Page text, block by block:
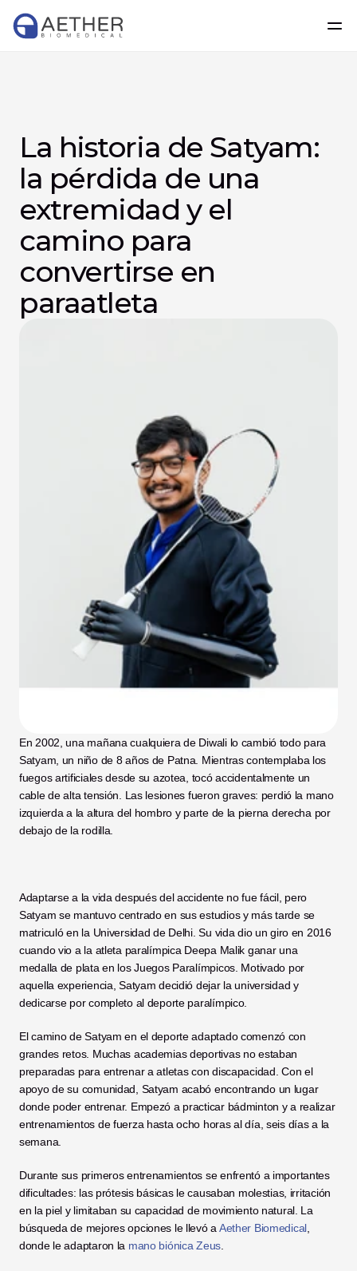
La historia de Satyam:
la pérdida de una
extremidad y el
camino para
convertirse en
paraatleta
En 2002, una mañana cualquiera de Diwali lo cambió todo para
Satyam, un niño de 8 años de Patna. Mientras contemplaba los
fuegos artificiales desde su azotea, tocó accidentalmente un
cable de alta tensión. Las lesiones fueron graves: perdió la mano
izquierda a la altura del hombro y parte de la pierna derecha por
debajo de la rodilla.
Adaptarse a la vida después del accidente no fue fácil, pero
Satyam se mantuvo centrado en sus estudios y más tarde se
matriculó en la Universidad de Delhi. Su vida dio un giro en 2016
cuando vio a la atleta paralímpica Deepa Malik ganar una
medalla de plata en los Juegos Paralímpicos. Motivado por
aquella experiencia, Satyam decidió dejar la universidad y
dedicarse por completo al deporte paralímpico.
El camino de Satyam en el deporte adaptado comenzó con
grandes retos. Muchas academias deportivas no estaban
preparadas para entrenar a atletas con discapacidad. Con el
apoyo de su comunidad, Satyam acabó encontrando un lugar
donde poder entrenar. Empezó a practicar bádminton y a realizar
entrenamientos de fuerza hasta ocho horas al día, seis días a la
semana.
Durante sus primeros entrenamientos se enfrentó a importantes
dificultades: las prótesis básicas le causaban molestias, irritación
en la piel y limitaban su capacidad de movimiento natural. La
búsqueda de mejores opciones le llevó a Aether Biomedical
donde le adaptaron la mano biónica Zeus